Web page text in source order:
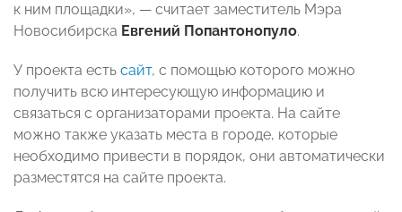
к ним площадки», — считает заместитель Мэра
Новосибирска Евгений Попантонопуло.
У проекта есть сайт, с помощью которого можно
получить всю интересующую информацию и
связаться с организаторами проекта. На сайте
можно также указать места в городе, которые
необходимо привести в порядок, они автоматически
разместятся на сайте проекта.